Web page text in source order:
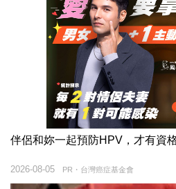
伴侶和妳一起預防HPV，才有資
PR・台灣癌症基金會
2026-08-05